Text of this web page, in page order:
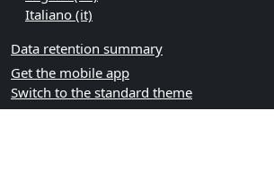
Italiano ‎(it)‎
Data retention summary
Get the mobile app
Switch to the standard theme